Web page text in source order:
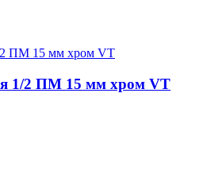
1/2 ПМ 15 мм хром VT